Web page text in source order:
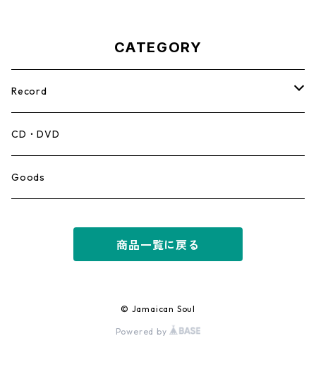
CATEGORY
Record
Mento,Calypso,Ballad
Ska
CD・DVD
Goods
商品一覧に戻る
© Jamaican Soul
Powered by